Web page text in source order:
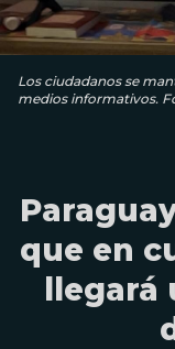
Los ciudadanos se
medios informativos.
que en
llegará